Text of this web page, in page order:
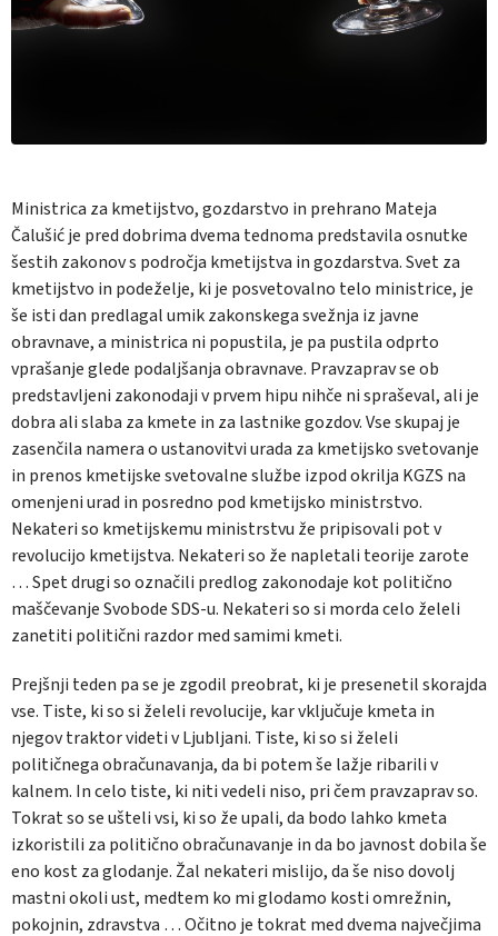
Ministrica za kmetijstvo, gozdarstvo in prehrano Mateja
Čalušić je pred dobrima dvema tednoma predstavila osnutke
šestih zakonov s področja kmetijstva in gozdarstva. Svet za
kmetijstvo in podeželje, ki je posvetovalno telo ministrice, je
še isti dan predlagal umik zakonskega svežnja iz javne
obravnave, a ministrica ni popustila, je pa pustila odprto
vprašanje glede podaljšanja obravnave. Pravzaprav se ob
predstavljeni zakonodaji v prvem hipu nihče ni spraševal, ali je
dobra ali slaba za kmete in za lastnike gozdov. Vse skupaj je
zasenčila namera o ustanovitvi urada za kmetijsko svetovanje
in prenos kmetijske svetovalne službe izpod okrilja KGZS na
omenjeni urad in posredno pod kmetijsko ministrstvo.
Nekateri so kmetijskemu ministrstvu že pripisovali pot v
revolucijo kmetijstva. Nekateri so že napletali teorije zarote
… Spet drugi so označili predlog zakonodaje kot politično
maščevanje Svobode SDS-u. Nekateri so si morda celo želeli
zanetiti politični razdor med samimi kmeti.
Prejšnji teden pa se je zgodil preobrat, ki je presenetil skorajda
vse. Tiste, ki so si želeli revolucije, kar vključuje kmeta in
njegov traktor videti v Ljubljani. Tiste, ki so si želeli
političnega obračunavanja, da bi potem še lažje ribarili v
kalnem. In celo tiste, ki niti vedeli niso, pri čem pravzaprav so.
Tokrat so se ušteli vsi, ki so že upali, da bodo lahko kmeta
izkoristili za politično obračunavanje in da bo javnost dobila še
eno kost za glodanje. Žal nekateri mislijo, da še niso dovolj
mastni okoli ust, medtem ko mi glodamo kosti omrežnin,
pokojnin, zdravstva … Očitno je tokrat med dvema največjima